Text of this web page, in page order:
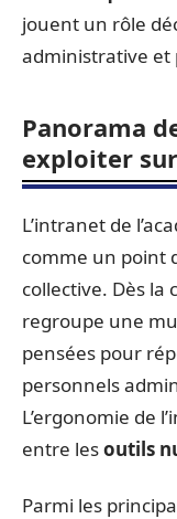
jouent un rôle
administrative et
Panorama
exploiter
L’intranet de
comme un point
collective. Dès la
regroupe une
pensées pour
personnels
L’ergonomie de
entre lesoutils
Parmi les